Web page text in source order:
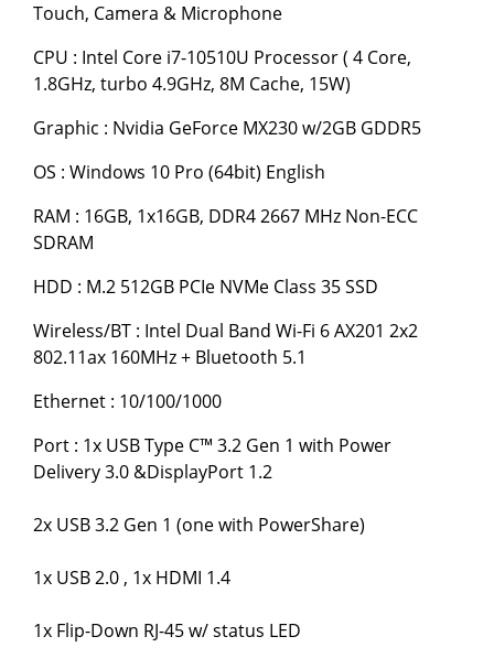
Touch, Camera & Microphone
CPU : Intel Core i7-10510U Processor ( 4 Core,
1.8GHz, turbo 4.9GHz, 8M Cache, 15W)
Graphic : Nvidia GeForce MX230 w/2GB GDDR5
OS : Windows 10 Pro (64bit) English
RAM : 16GB, 1x16GB, DDR4 2667 MHz Non-ECC
SDRAM
HDD : M.2 512GB PCIe NVMe Class 35 SSD
Wireless/BT : Intel Dual Band Wi-Fi 6 AX201 2x2
802.11ax 160MHz + Bluetooth 5.1
Ethernet : 10/100/1000
Port : 1x USB Type C™ 3.2 Gen 1 with Power
Delivery 3.0 &DisplayPort 1.2
2x USB 3.2 Gen 1 (one with PowerShare)
1x USB 2.0 , 1x HDMI 1.4
1x Flip-Down RJ-45 w/ status LED